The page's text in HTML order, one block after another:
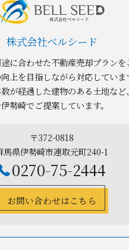
株式会社ベルシード
に合わせた不動産売却プランを
上を目指しながら対応していま
が経過した建物のある土地など
勢崎でご提案しています。
〒372-0818
馬県伊勢崎市連取元町240-1
0270-75-2444
お問い合わせはこちら